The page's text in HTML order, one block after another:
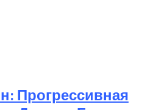
Прогрессивная